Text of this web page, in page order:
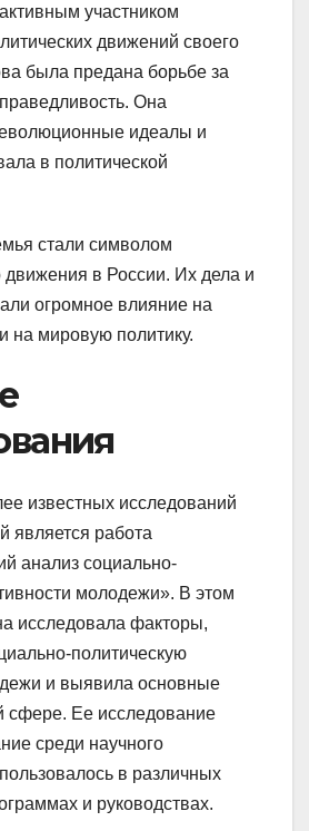
участником
движений своего
была предана борьбе за
Она
идеалы и
в политической
стали символом
в России. Их дела и
огромное влияние на
на мировую политику.
известных исследований
является работа
анализ социально-
молодежи». В этом
исследовала факторы,
политическую
и выявила основные
сфере. Ее исследование
среди научного
в различных
и руководствах.